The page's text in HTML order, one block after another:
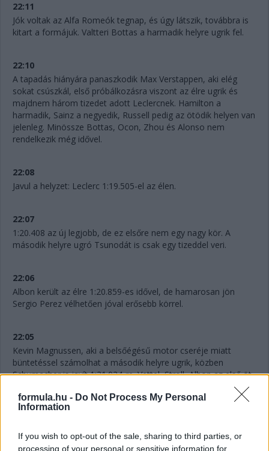
formula.hu - Do Not Process My Personal
Information
If you wish to opt-out of the sale, sharing to third parties, or
processing of your personal or sensitive information for
22:11
Jók voltak az Alfa Romeók tegnap, és úgy látszik, továbbra is
kitart a formájuk. Valtteri Bottas a harmadik helyre ugrik fel.
22:10
A tapadás hiányára panaszkodik Max Verstappen, aki elég
sokat csúszkál, első próbálkozásra viszont az élre ugrik és
majdnem három tizedet adott Leclercnek. Hamilton a
harmadik, Sainz a negyedik, Russell pedig az ötödik helyen van
jelenleg. Minössze Bottas, Ocon, Zhou és Alonso nem
rendelkezik még idővel.
22:08
Javul a helyzet: Leclerc 1:19.505-el az élen.
22:07
1:20.408 az új legjobb, de ez elsőre nem egy nagy kör. A
második helyre ugró Tsunodát is csak egy tizeddel veri.
22:06
Albon került az élre 1:20.859-es idővel, de hamarosan jön
Sergio Perez vélhetően jóval erősebb körrel.
22:05
Kevin Magnussen, aki a belsőégésű motor cseréje miatt
büntetéssel számolhat a második helyre ugrik, közben
Schumacher is javít 1:21.024-re. Vettel, Stroll, Albon az első öt
Mick Schumacher futja meg a kvalifikáció első gyorskörét.
Ideje 1:32.819